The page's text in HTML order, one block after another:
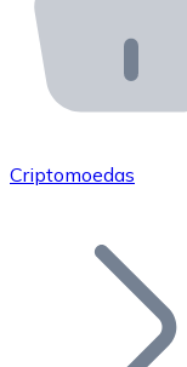
API Bitnovo
Integre nossa
Junte-se à
Adicione o
Criptomoedas